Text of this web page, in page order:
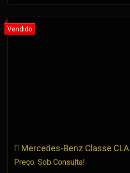
Mercedes-Benz Classe CLA 45
Preço: Sob Consulta!